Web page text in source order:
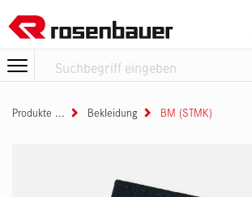
Produkte Bekleidung BM (STMK)